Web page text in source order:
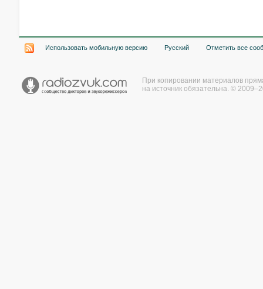
Использовать мобильную версию Русский Отметить все
При копировании материалов
на источник обязательна. ©